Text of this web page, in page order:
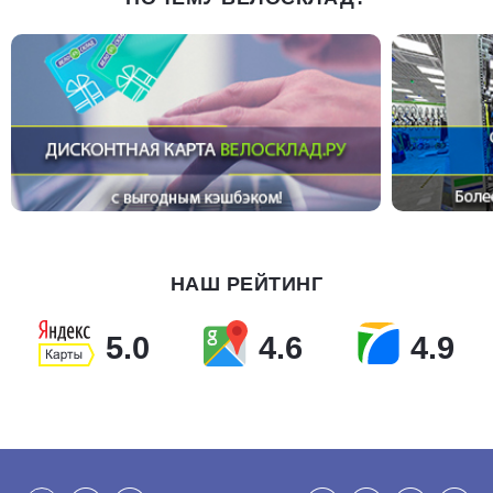
НАШ РЕЙТИНГ
5.0 4.6 4.9